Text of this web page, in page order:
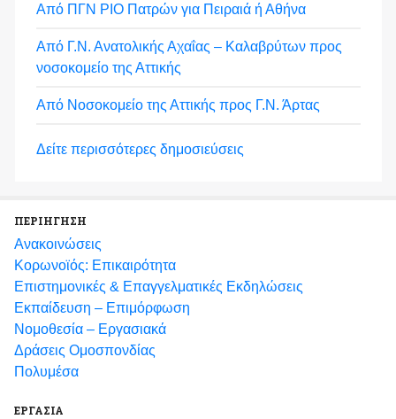
Από ΠΓΝ ΡΙΟ Πατρών για Πειραιά ή Αθήνα
Από Γ.Ν. Ανατολικής Αχαΐας – Καλαβρύτων προς
νοσοκομείο της Αττικής
Από Νοσοκομείο της Αττικής προς Γ.Ν. Άρτας
Δείτε περισσότερες δημοσιεύσεις
ΠΕΡΙΗΓΗΣΗ
Ανακοινώσεις
Κορωνοϊός: Επικαιρότητα
Eπιστημονικές & Επαγγελματικές Eκδηλώσεις
Εκπαίδευση – Επιμόρφωση
Νομοθεσία – Εργασιακά
Δράσεις Ομοσπονδίας
Πολυμέσα
ΕΡΓΑΣΙΑ